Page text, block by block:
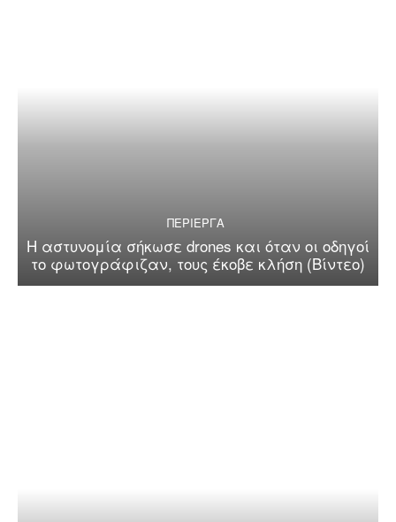
ΠΕΡΙΕΡΓΑ
Η αστυνομία σήκωσε drones και όταν οι οδηγοί
το φωτογράφιζαν, τους έκοβε κλήση (Βίντεο)